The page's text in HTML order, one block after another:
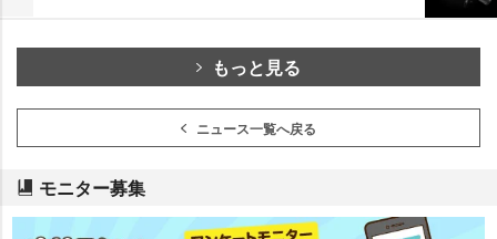
もっと見る
ニュース一覧へ戻る
モニター募集